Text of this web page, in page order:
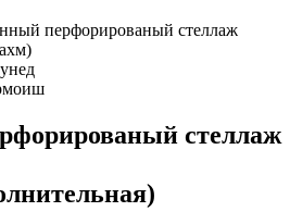
перфорированый стеллаж
стеллаж